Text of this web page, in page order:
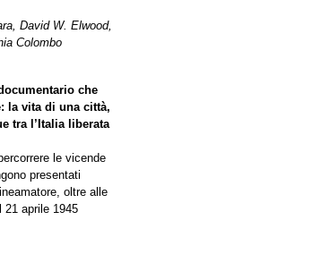
David W. Elwood,
Colombo
che
la vita di una città,
tra l’Italia liberata
le vicende
presentati
oltre alle
21 aprile 1945